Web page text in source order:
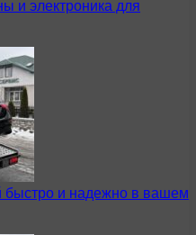
и электроника для
быстро и надежно в вашем